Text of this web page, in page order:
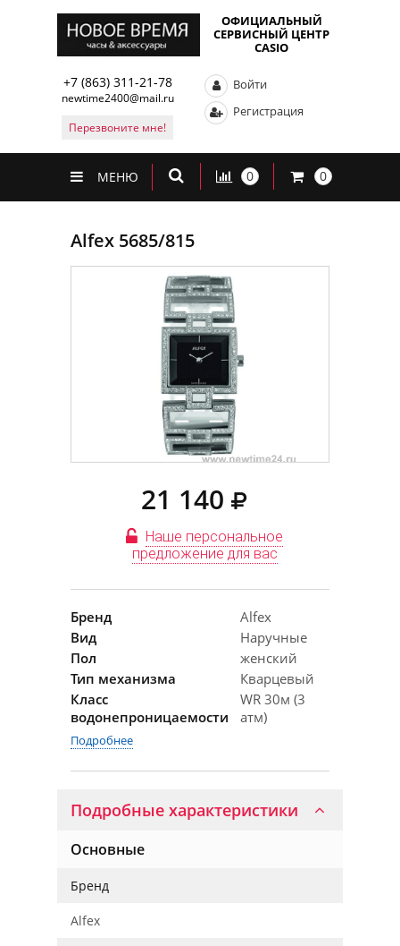
ОФИЦИАЛЬНЫЙ
СЕРВИСНЫЙ ЦЕНТР
CASIO
+7 (863) 311-21-78
newtime2400@mail.ru
Перезвоните мне!
Войти
Регистрация
МЕНЮ 0 0
Alfex 5685/815
21 140
Наше персональное
предложение для вас
Бренд
Alfex
Вид
Наручные
Пол
женский
Тип механизма
Кварцевый
Класс
водонепроницаемости
WR 30м (3
атм)
Подробнее
Подробные характеристики
Основные
Бренд
Alfex